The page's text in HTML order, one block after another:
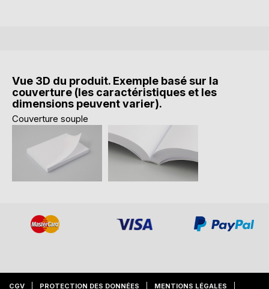
Vue 3D du produit. Exemple basé sur la
couverture (les caractéristiques et les
dimensions peuvent varier).
Couverture souple
CGV PROTECTION DES DONNÉES MENTIONS LÉGALES